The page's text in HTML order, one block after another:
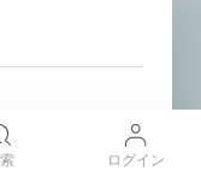
ログイン
メントオイ